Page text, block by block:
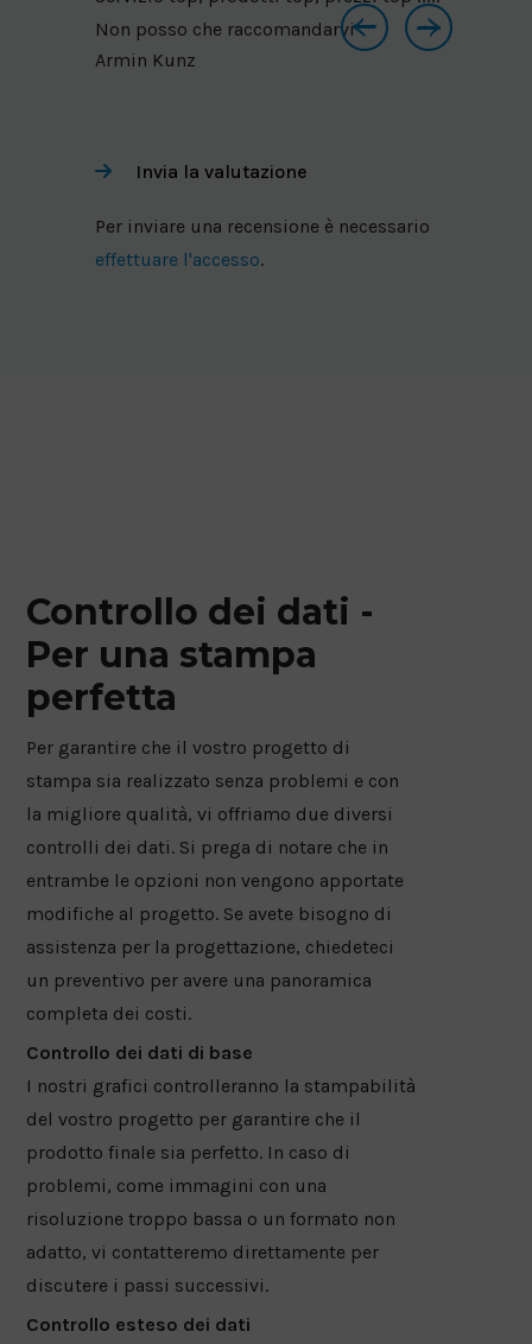
Non posso che raccomandarvi
Armin Kunz
Invia la valutazione
Per inviare una recensione è necessario
effettuare l'accesso.
Controllo dei dati -
Per una stampa
perfetta
Per garantire che il vostro progetto di
stampa sia realizzato senza problemi e con
la migliore qualità, vi offriamo due diversi
controlli dei dati. Si prega di notare che in
entrambe le opzioni non vengono apportate
modifiche al progetto. Se avete bisogno di
assistenza per la progettazione, chiedeteci
un preventivo per avere una panoramica
completa dei costi.
Controllo dei dati di base
I nostri grafici controlleranno la stampabilità
del vostro progetto per garantire che il
prodotto finale sia perfetto. In caso di
problemi, come immagini con una
risoluzione troppo bassa o un formato non
adatto, vi contatteremo direttamente per
discutere i passi successivi.
Controllo esteso dei dati